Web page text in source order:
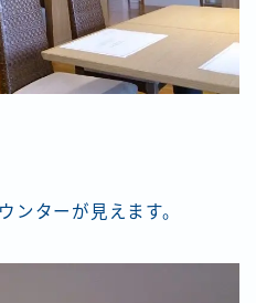
ンターが見えます。